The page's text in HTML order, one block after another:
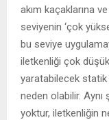
akım kaçaklarına
seviyenin ‘çok
bu seviye
iletkenliği çok
yaratabilecek
neden olabilir. Aynı
yoktur, iletkenliğin